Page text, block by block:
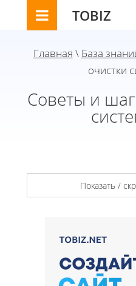
TOBIZ
Главная \ База
очистки
Советы и
Показать /